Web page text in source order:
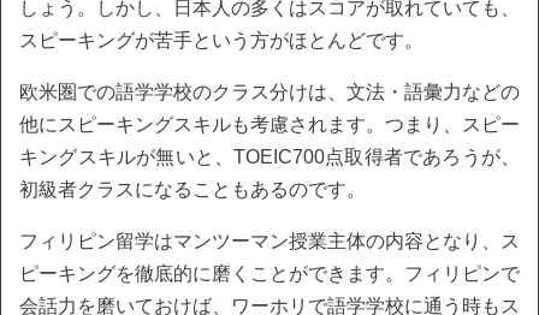
しょう。しかし、日本人の多くはスコアが取れていても、
スピーキングが苦手という方がほとんどです。
欧米圏での語学学校のクラス分けは、文法・語彙力などの
他にスピーキングスキルも考慮されます。つまり、スピー
キングスキルが無いと、TOEIC700点取得者であろうが、
初級者クラスになることもあるのです。
フィリピン留学はマンツーマン授業主体の内容となり、ス
ピーキングを徹底的に磨くことができます。フィリピンで
会話力を磨いておけば、ワーホリで語学学校に通う時もス